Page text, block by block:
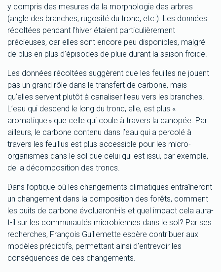
y compris des mesures de la morphologie des arbres
(angle des branches, rugosité du tronc, etc.). Les données
récoltées pendant l’hiver étaient particulièrement
précieuses, car elles sont encore peu disponibles, malgré
de plus en plus d’épisodes de pluie durant la saison froide.
Les données récoltées suggèrent que les feuilles ne jouent
pas un grand rôle dans le transfert de carbone, mais
qu’elles servent plutôt à canaliser l’eau vers les branches.
L’eau qui descend le long du tronc, elle, est plus «
aromatique » que celle qui coule à travers la canopée. Par
ailleurs, le carbone contenu dans l’eau qui a percolé à
travers les feuillus est plus accessible pour les micro-
organismes dans le sol que celui qui est issu, par exemple,
de la décomposition des troncs.
Dans l’optique où les changements climatiques entraîneront
un changement dans la composition des forêts, comment
les puits de carbone évolueront-ils et quel impact cela aura-
t-il sur les communautés microbiennes dans le sol? Par ses
recherches, François Guillemette espère contribuer aux
modèles prédictifs, permettant ainsi d’entrevoir les
conséquences de ces changements.